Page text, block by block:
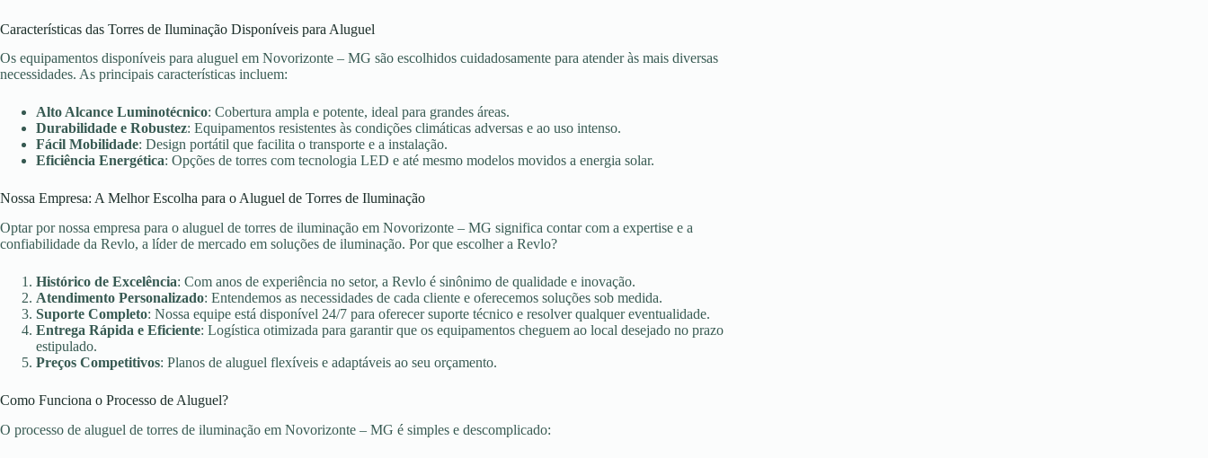
Características das Torres de Iluminação Disponíveis para Aluguel
Os equipamentos disponíveis para aluguel em Novorizonte – MG são escolhidos cuidadosamente para atender às mais diversas
necessidades. As principais características incluem:
Alto Alcance Luminotécnico: Cobertura ampla e potente, ideal para grandes áreas.
Durabilidade e Robustez: Equipamentos resistentes às condições climáticas adversas e ao uso intenso.
Fácil Mobilidade: Design portátil que facilita o transporte e a instalação.
Eficiência Energética: Opções de torres com tecnologia LED e até mesmo modelos movidos a energia solar.
Nossa Empresa: A Melhor Escolha para o Aluguel de Torres de Iluminação
Optar por nossa empresa para o aluguel de torres de iluminação em Novorizonte – MG significa contar com a expertise e a
confiabilidade da Revlo, a líder de mercado em soluções de iluminação. Por que escolher a Revlo?
Histórico de Excelência: Com anos de experiência no setor, a Revlo é sinônimo de qualidade e inovação.
Atendimento Personalizado: Entendemos as necessidades de cada cliente e oferecemos soluções sob medida.
Suporte Completo: Nossa equipe está disponível 24/7 para oferecer suporte técnico e resolver qualquer eventualidade.
Entrega Rápida e Eficiente: Logística otimizada para garantir que os equipamentos cheguem ao local desejado no prazo
estipulado.
Preços Competitivos: Planos de aluguel flexíveis e adaptáveis ao seu orçamento.
Como Funciona o Processo de Aluguel?
O processo de aluguel de torres de iluminação em Novorizonte – MG é simples e descomplicado: